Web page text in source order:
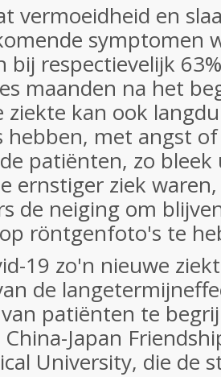
vermoeidheid en
symptomen
bij respectievelijk
maanden na het
ziekte kan ook
hebben, met angst
patiënten, zo
ernstiger ziek
de neiging om
röntgenfoto's te
19 zo'n nieuwe
de
patiënten te
Japan
University, die de